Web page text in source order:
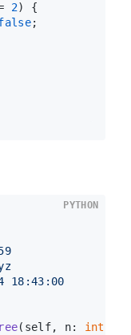
2) {
;
18:43:00
( self, n: int
PYTHON